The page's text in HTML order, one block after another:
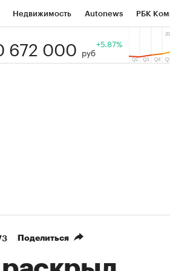
Недвижимость Autonews РБК
Тренды
672 000 руб
+5.87%
Поделиться